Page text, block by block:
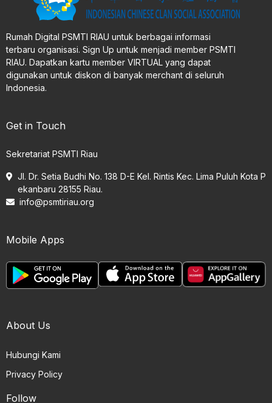
Rumah Digital PSMTI RIAU untuk berbagai informasi
terbaru organisasi. Sign Up untuk menjadi member PSMTI
RIAU. Dapatkan kartu member VIRTUAL yang dapat
digunakan untuk diskon di banyak merchant di seluruh
Indonesia.
Get in Touch
Sekretariat PSMTI Riau
Jl. Dr. Setia Budhi No. 138 D-E Kel. Rintis Kec. Lima Puluh Kota P
ekanbaru 28155 Riau.
info@psmtiriau.org
Mobile Apps
About Us
Hubungi Kami
Privacy Policy
Follow